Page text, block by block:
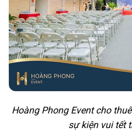
Hoàng Phong Event cho
sự kiện vui tết